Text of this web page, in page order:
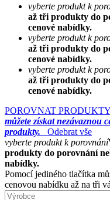
vyberte produkt k
až tři produkty do
cenové nabídky.
vyberte produkt k
až tři produkty do
cenové nabídky.
vyberte produkt k
až tři produkty do
cenové nabídky.
POROVNAT PRODUKTY
můžete získat nezávaznou
produkty.
Odebrat vše
vyberte produkt k porovnání
produkty do porovnání
nabídky.
Pomocí jediného tlačítka
cenovou nabídku až na tři